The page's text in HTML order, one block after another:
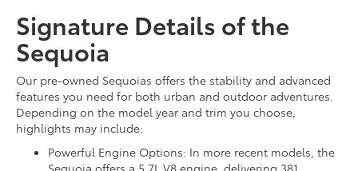
Signature Details of the
Sequoia
Our pre-owned Sequoias offers the stability and advanced
features you need for both urban and outdoor adventures.
Depending on the model year and trim you choose,
highlights may include:
Powerful Engine Options: In more recent models, the